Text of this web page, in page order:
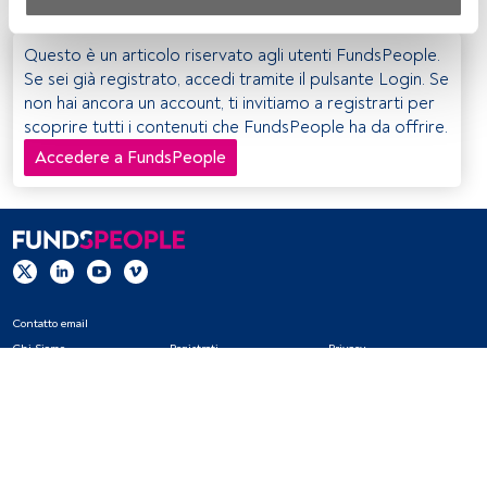
Utilizzo di dati di localizzazione geografica precisi. Analisi
attiva delle caratteristiche del dispositivo per la sua
identificazione. Memorizzazione delle informazioni su un
dispositivo e/o accesso alle stesse. Pubblicità e contenuti
personalizzati, misurazione della pubblicità e dei
contenuti, ricerca sul pubblico e sviluppo di servizi.
Questo è un articolo riservato agli utenti FundsPeople.
Se sei già registrato, accedi tramite il pulsante Login. Se
non hai ancora un account, ti invitiamo a registrarti per
scoprire tutti i contenuti che FundsPeople ha da offrire.
Accedere a FundsPeople
Contatto email
Chi Siamo
Registrati
Privacy